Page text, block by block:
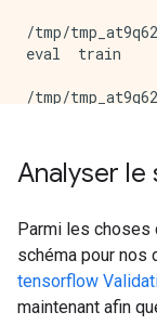
/tmp/
eval  train
/tmp/
/tmp/
data.csv
/tmp/
estimator
/tmp/
Analyser le
Parmi les choses
schéma pour nos
tensorflow
maintenant afin